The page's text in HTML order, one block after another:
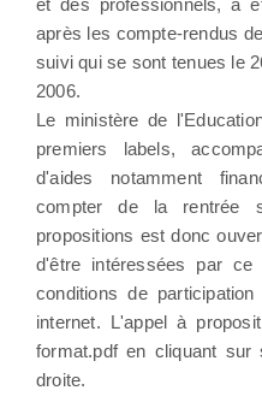
après les compte-rendus
suivi qui se sont tenues le
2006.
Le ministère de
premiers labels,
d'aides notamment
compter de la rentrée
propositions est donc
d'être intéressées par
conditions de
internet. L'appel à
format.pdf en cliquant
droite.